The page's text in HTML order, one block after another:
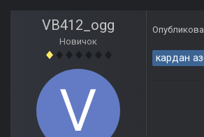
VB412_ogg
Новичок
кардан